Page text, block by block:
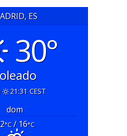
ES
30°
21:31 CEST
dom
°C/ 16°C